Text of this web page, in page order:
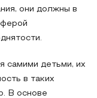
они должны в
самими детьми, их
в таких
В основе